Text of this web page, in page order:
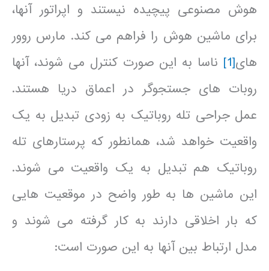
هوش مصنوعی پیچیده نیستند و اپراتور آنها،
برای ماشین هوش را فراهم می کند. مارس روور
های[1]
ناسا به این صورت کنترل می شوند، آنها
روبات های جستجوگر در اعماق دریا هستند.
عمل جراحی تله روباتیک به زودی تبدیل به یک
واقعیت خواهد شد، همانطور که پرستارهای تله
روباتیک هم تبدیل به یک واقعیت می شوند.
این ماشین ها به طور واضح در موقعیت هایی
که بار اخلاقی دارند به کار گرفته می شوند و
مدل ارتباط بین آنها به این صورت است: